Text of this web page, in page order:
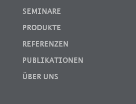
SEMINARE
PRODUKTE
REFERENZEN
PUBLIKATIONEN
ÜBER UNS